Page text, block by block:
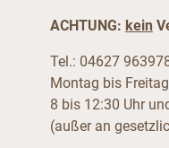
ACHTUNG: kein
Tel.: 04627
Montag bis Freitag
8 bis 12:30 Uhr
(außer an